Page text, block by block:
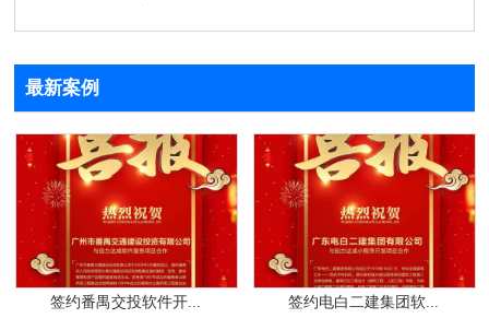
最新案例
签约番禺交投软件开... 签约电白二建集团软...